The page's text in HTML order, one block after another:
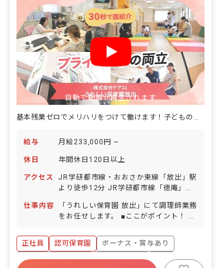
自動で動画が再生されます
給与 月給233,000円 ~
休日 年間休日120日以上
アクセス
JR学研都市線・おおさか東線「放出」駅
より徒歩12分 JR学研都市線「徳庵」駅
に駐輪スペース完備）
仕事内容
「うれしい保育園 放出」にて調理師業務
をお任せします。 ■ここがポイント！ 基
では、ケア21の「日本のヘルスケア産業
のリーダー企業を目指す」という経営理
念の下、他園にはないような食育活動に
正社員 認可保育園
ボーナス・賞与あり
年間休日120日以上
社会保険完備